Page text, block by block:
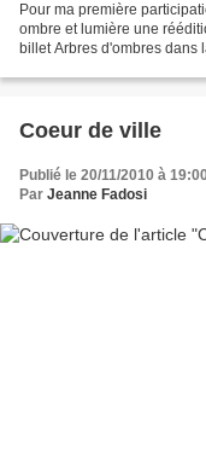
Pour ma première
ombre et lumière une
billet Arbres d'ombres dans
Coeur de ville
Publié le 20/11/2010 à
Par Jeanne Fadosi